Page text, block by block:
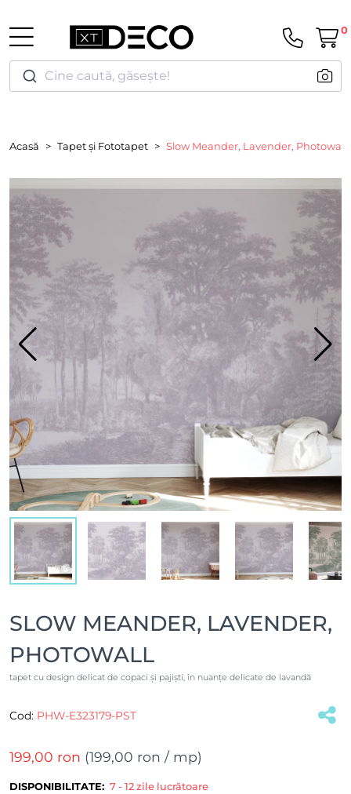
Cine caută, găsește!
0
Acasă Tapet și Fototapet Slow Meander, Lavender, Photowall
SLOW MEANDER, LAVENDER,
PHOTOWALL
tapet cu design delicat de copaci și pajiști, în nuanțe delicate de lavandă
Cod: PHW-E323179-PST
199,00 ron (199,00 ron / mp)
DISPONIBILITATE: 7 - 12 zile lucrătoare